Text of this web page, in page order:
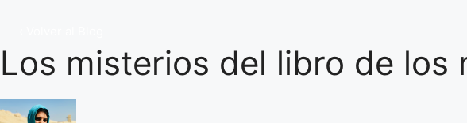
Los misterios del libro de los